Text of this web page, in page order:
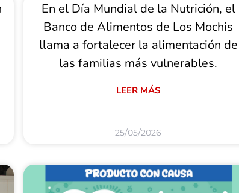
En el Día Mundial de la Nutrición, el
Banco de Alimentos de Los Mochis
llama a fortalecer la alimentación de
las familias más vulnerables.
LEER MÁS
25/05/2026